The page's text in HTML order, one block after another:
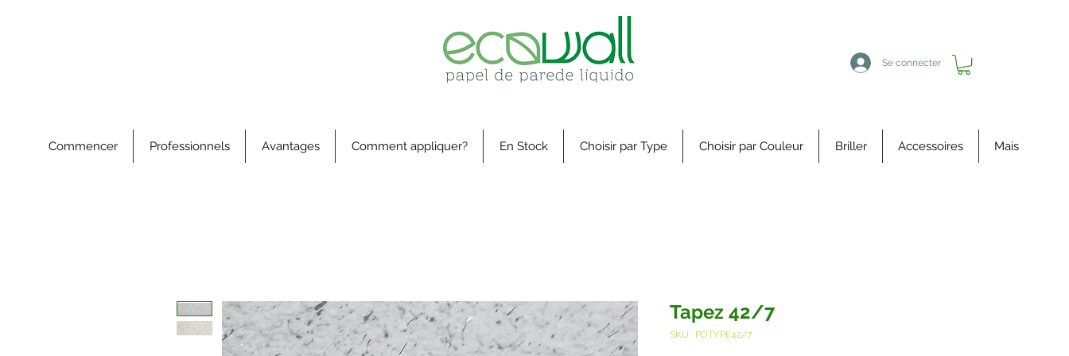
Se connecter
Commencer Professionnels Avantages Comment appliquer? En Stock Choisir par Type Choisir par Couleur Briller Accessoires Mais
Tapez 42/7
SKU : PDTYPE42/7